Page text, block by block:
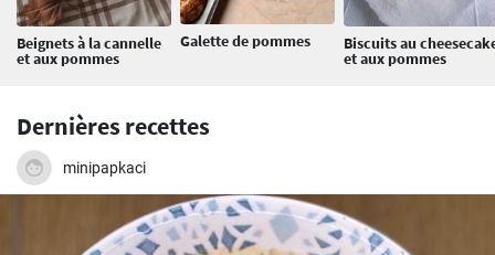
Beignets à la cannelle
et aux pommes
Galette de pommes Biscuits au
et aux pommes
Dernières recettes
minipapkaci